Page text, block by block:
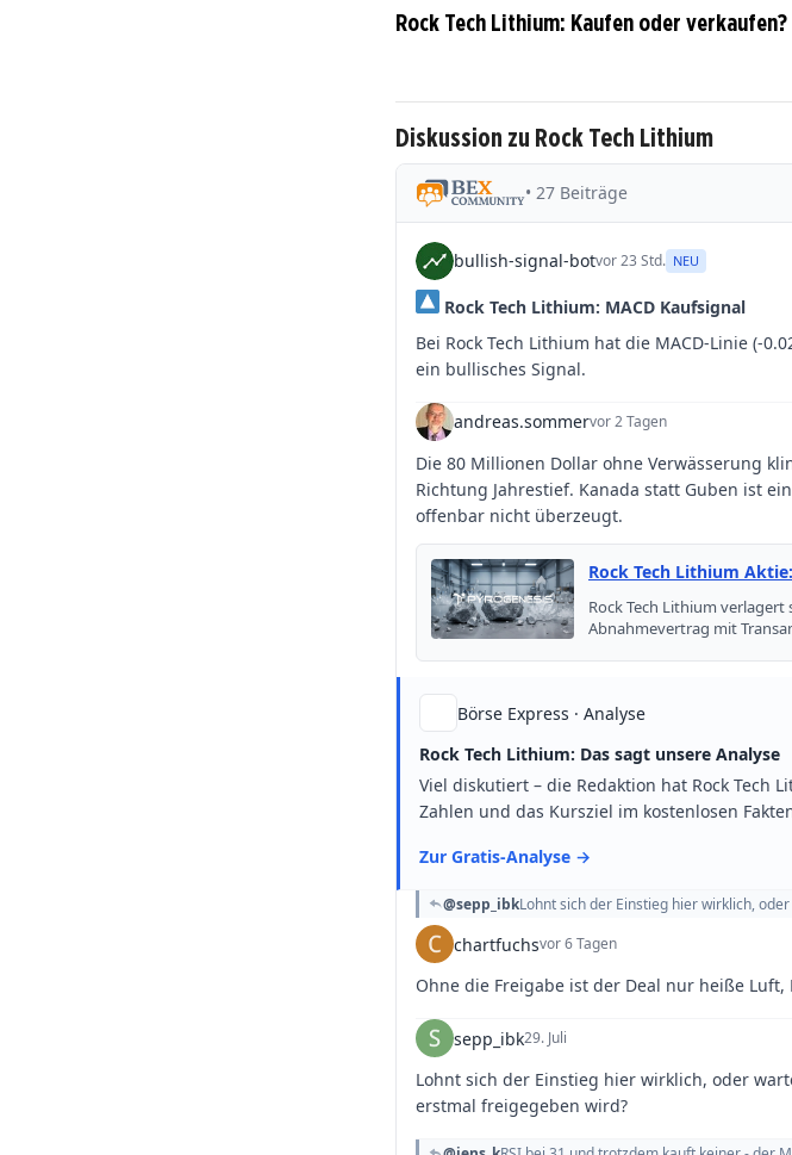
Rock Tech Lithium: Kaufen oder verkaufen?
Diskussion zu Rock Tech Lithium